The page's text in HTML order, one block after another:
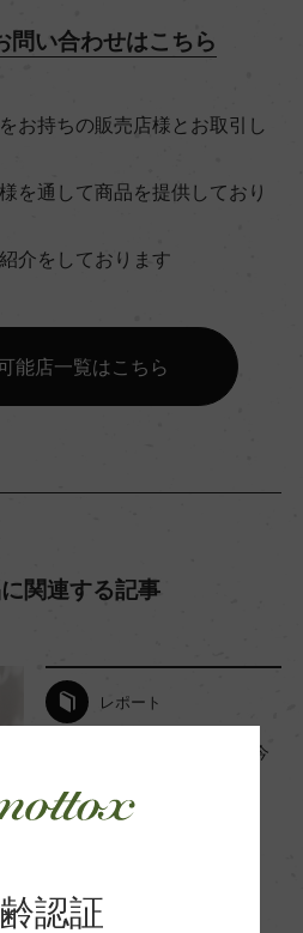
問い合わせはこちら
お持ちの販売店様とお取引し
を通して商品を提供しており
介をしております
能店一覧はこちら
関連する記事
レポート
【2023年10月】モトックス今
2023年10月1日
認証